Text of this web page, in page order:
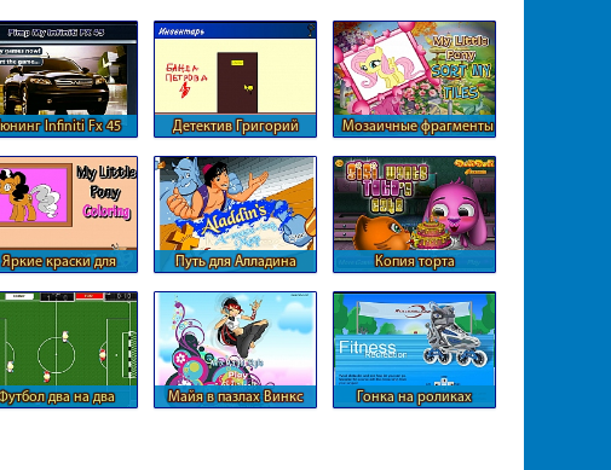
Infiniti Fx 45 Детектив Григорий
Мозаичные фрагменты
Яркие краски для
Путь для Алладина Копия торта
два на два Майя в пазлах Винкс Гонка на роликах